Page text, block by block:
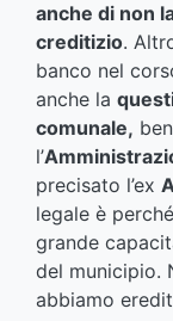
anche di non
creditizio.
banco nel
anche la
comunale,
l’
precisato l’ex
legale è
grande
del municipio.
abbiamo